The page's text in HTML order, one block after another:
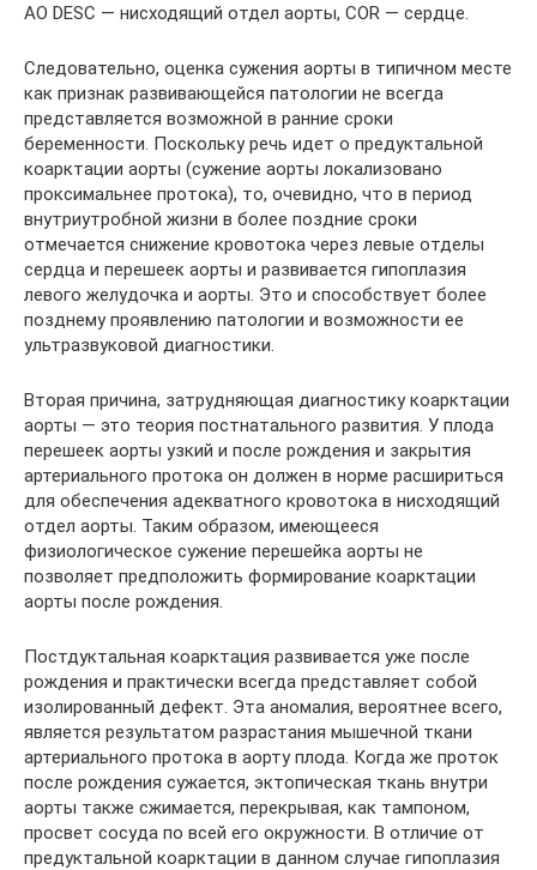
AO DESC — нисходящий отдел аорты, COR — сердце.
Следовательно, оценка сужения аорты в типичном месте
как признак развивающейся патологии не всегда
представляется возможной в ранние сроки
беременности. Поскольку речь идет о предуктальной
коарктации аорты (сужение аорты локализовано
проксимальнее протока), то, очевидно, что в период
внутриутробной жизни в более поздние сроки
отмечается снижение кровотока через левые отделы
сердца и перешеек аорты и развивается гипоплазия
левого желудочка и аорты. Это и способствует более
позднему проявлению патологии и возможности ее
ультразвуковой диагностики.
Вторая причина, затрудняющая диагностику коарктации
аорты — это теория постнатального развития. У плода
перешеек аорты узкий и после рождения и закрытия
артериального протока он должен в норме расшириться
для обеспечения адекватного кровотока в нисходящий
отдел аорты. Таким образом, имеющееся
физиологическое сужение перешейка аорты не
позволяет предположить формирование коарктации
аорты после рождения.
Постдуктальная коарктация развивается уже после
рождения и практически всегда представляет собой
изолированный дефект. Эта аномалия, вероятнее всего,
является результатом разрастания мышечной ткани
артериального протока в аорту плода. Когда же проток
после рождения сужается, эктопическая ткань внутри
аорты также сжимается, перекрывая, как тампоном,
просвет сосуда по всей его окружности. В отличие от
предуктальной коарктации в данном случае гипоплазия